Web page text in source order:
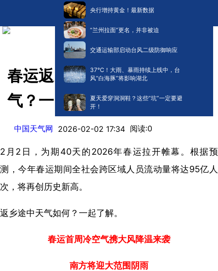
央行增持黄金！最新数据
“兰州拉面”更名，并非被迫
交通运输部启动台风二级防御响应
​37℃！大雨、暴雨持续上线中，台
风“白海豚”将影响湖北
夏天爱穿洞洞鞋？这些“坑”一定要避
开！
春运返乡哪些地区会有雨雪天
气？一图get穿衣出行指南
中国天气网 2026-02-02 17:34 阅读:0
2月2日，为期40天的2026年春运拉开帷幕。根据预
测，今年春运期间全社会跨区域人员流动量将达95亿人
次，将再创历史新高。
返乡途中天气如何？一起了解。
春运首周冷空气携大风降温来袭
南方将迎大范围阴雨